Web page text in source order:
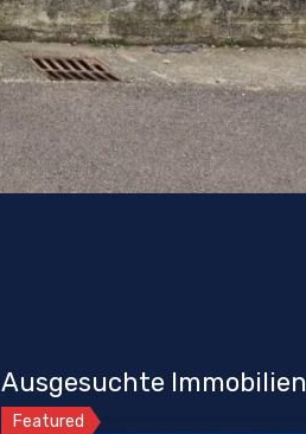
Ausgesuchte Immobilien
Featured